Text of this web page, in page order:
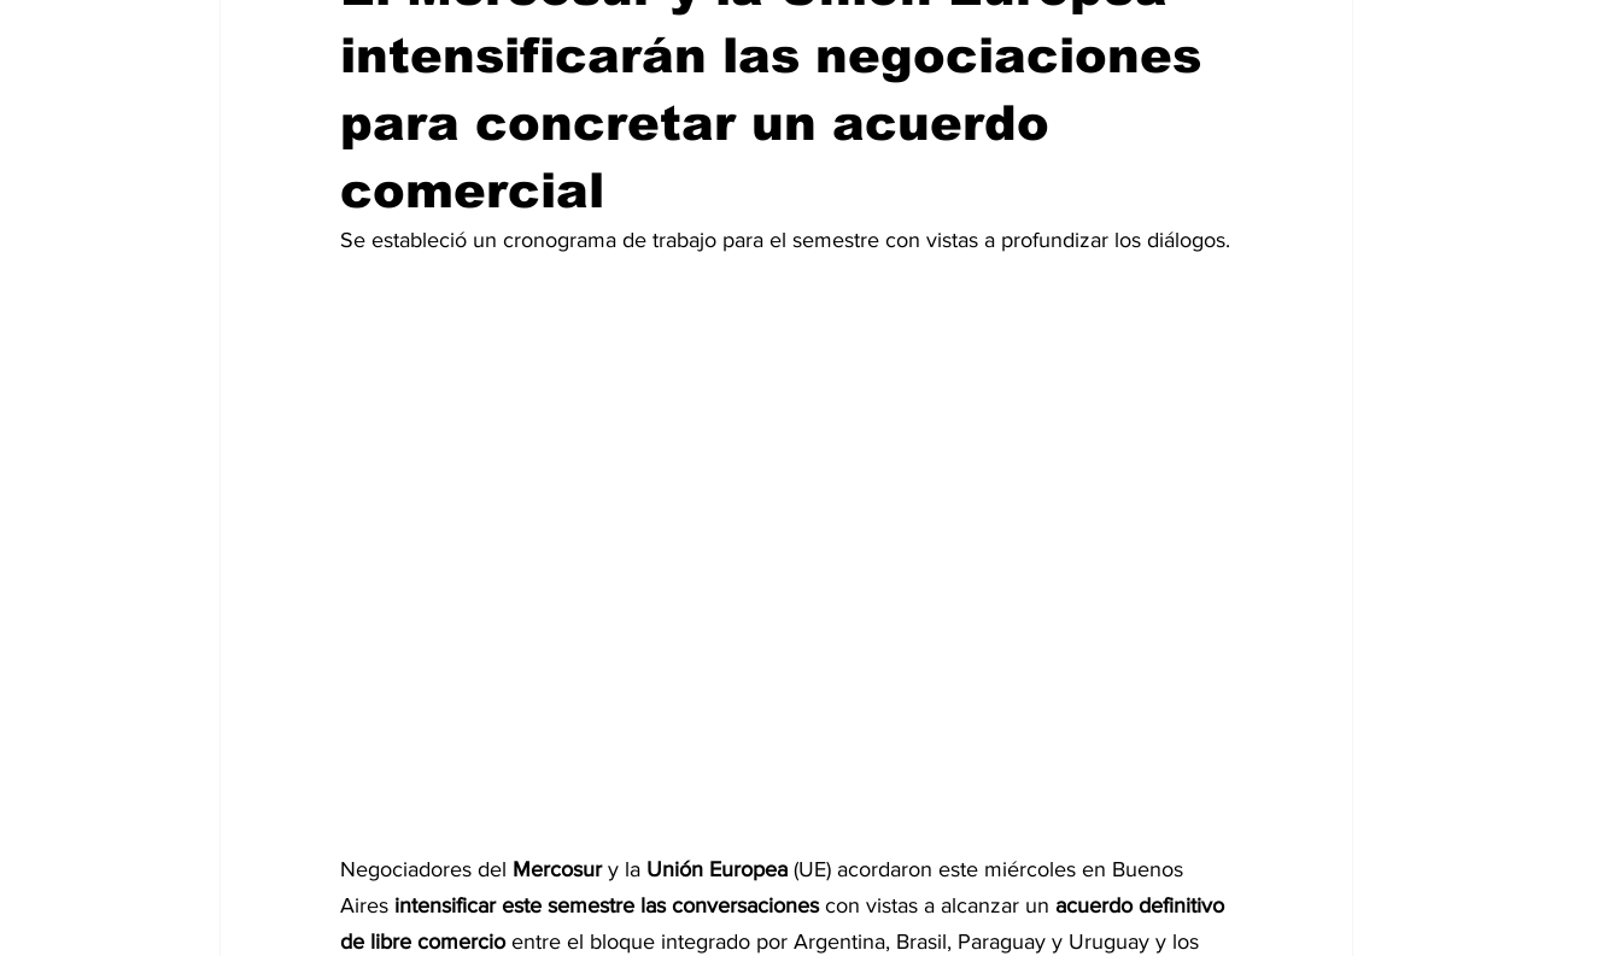
intensificarán las negociaciones
para concretar un acuerdo
comercial
Se estableció un cronograma de trabajo para el semestre con vistas a profundizar los diálogos.
Negociadores del Mercosur y la Unión Europea (UE) acordaron este miércoles en Buenos
Aires intensificar este semestre las conversaciones con vistas a alcanzar un acuerdo definitivo
de libre comercio entre el bloque integrado por Argentina, Brasil, Paraguay y Uruguay y los